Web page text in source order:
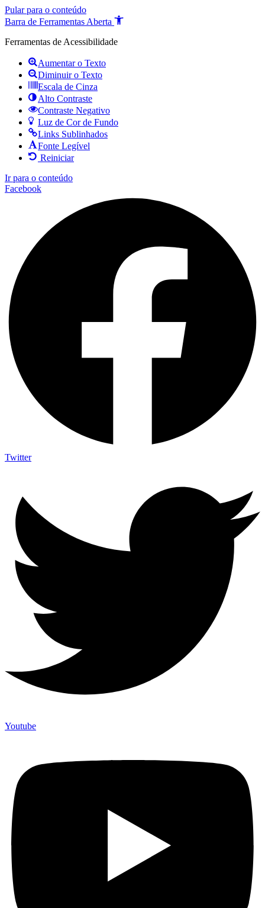
Pular para o conteúdo
Barra de Ferramentas Aberta
Ferramentas de Acessibilidade
Aumentar o Texto
Diminuir o Texto
Escala de Cinza
Alto Contraste
Contraste Negativo
Luz de Cor de Fundo
Links Sublinhados
Fonte Legível
Reiniciar
Ir para o conteúdo
Facebook
Twitter
Youtube